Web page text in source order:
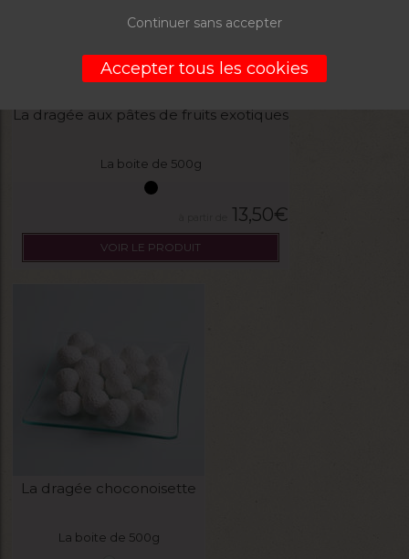
La dragée aux pâtes de fruits exotiques
La boite de 500g
13,50€
VOIR LE PRODUIT
La dragée choconoisette
La boite de 500g
Continuer sans accepter
Accepter tous les cookies